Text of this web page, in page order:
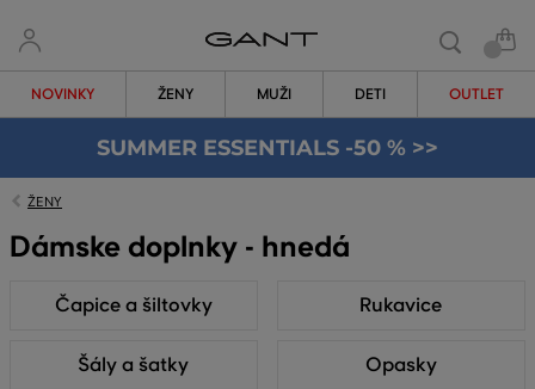
NOVINKY ŽENY MUŽI DETI OUTLET
SUMMER ESSENTIALS -50 % >>
ŽENY
Dámske doplnky - hnedá
Čapice a šiltovky Rukavice
Šály a šatky Opasky